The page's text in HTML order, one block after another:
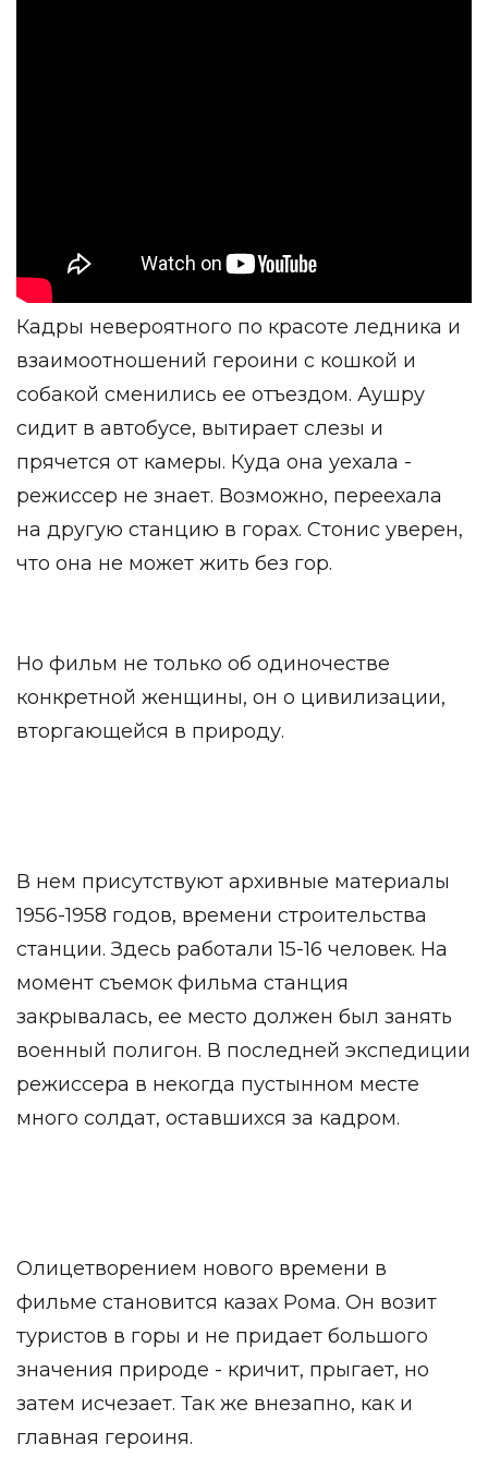
Кадры невероятного по красоте ледника и
взаимоотношений героини с кошкой и
собакой сменились ее отъездом. Аушру
сидит в автобусе, вытирает слезы и
прячется от камеры. Куда она уехала -
режиссер не знает. Возможно, переехала
на другую станцию в горах. Стонис уверен,
что она не может жить без гор.
Но фильм не только об одиночестве
конкретной женщины, он о цивилизации,
вторгающейся в природу.
В нем присутствуют архивные материалы
1956-1958 годов, времени строительства
станции. Здесь работали 15-16 человек. На
момент съемок фильма станция
закрывалась, ее место должен был занять
военный полигон. В последней экспедиции
режиссера в некогда пустынном месте
много солдат, оставшихся за кадром.
Олицетворением нового времени в
фильме становится казах Рома. Он возит
туристов в горы и не придает большого
значения природе - кричит, прыгает, но
затем исчезает. Так же внезапно, как и
главная героиня.